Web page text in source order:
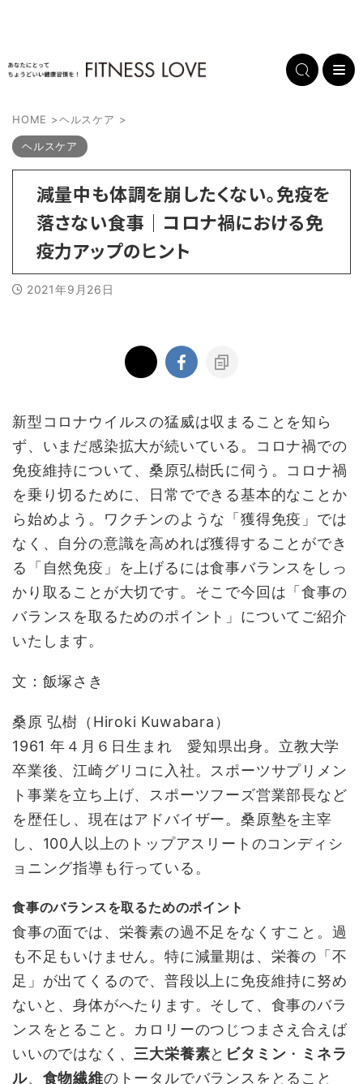
HOME >ヘルスケア >
ヘルスケア
減量中も体調を崩したくない。免疫を
落さない食事｜コロナ禍における免
疫力アップのヒント
2021年9月26日
新型コロナウイルスの猛威は収まることを知ら
ず、いまだ感染拡大が続いている。コロナ禍での
免疫維持について、桑原弘樹氏に伺う。コロナ禍
を乗り切るために、日常でできる基本的なことか
ら始めよう。ワクチンのような「獲得免疫」では
なく、自分の意識を高めれば獲得することができ
る「自然免疫」を上げるには食事バランスをしっ
かり取ることが大切です。そこで今回は「食事の
バランスを取るためのポイント」についてご紹介
いたします。
文：飯塚さき
桑原 弘樹（Hiroki Kuwabara）
1961 年４月６日生まれ 愛知県出身。立教大学
卒業後、江崎グリコに入社。スポーツサプリメン
ト事業を立ち上げ、スポーツフーズ営業部長など
を歴任し、現在はアドバイザー。桑原塾を主宰
し、100人以上のトップアスリートのコンディシ
ョニング指導も行っている。
食事のバランスを取るためのポイント
食事の面では、栄養素の過不足をなくすこと。過
も不足もいけません。特に減量期は、栄養の「不
足」が出てくるので、普段以上に免疫維持に努め
ないと、身体がへたります。そして、食事のバラ
ンスをとること。カロリーのつじつまさえ合えば
いいのではなく、 三大栄養素と ビタミン ・ ミネラ
ル、 食物繊維のトータルでバランスをとること